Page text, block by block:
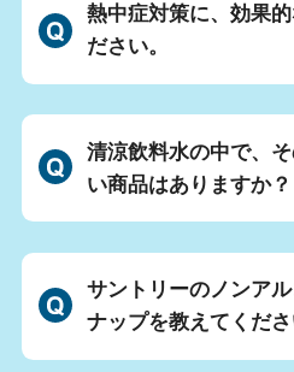
熱中症対策に、効果
ださい。
清涼飲料水の中で、
い商品はありますか？
サントリーのノンア
ナップを教えてくださ